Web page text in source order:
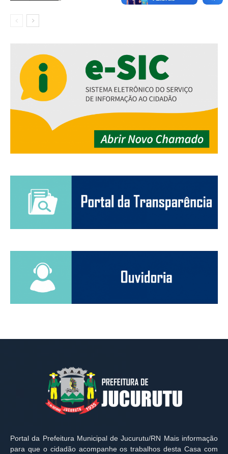
Portal da Prefeitura Municipal de Jucurutu/RN Mais informação
para que o cidadão acompanhe os trabalhos desta Casa com